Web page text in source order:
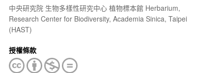
中央研究院 生物多樣性研究中心 植物標本館 Herbarium,
Research Center for Biodiversity, Academia Sinica, Taipei
(HAST)
授權條款